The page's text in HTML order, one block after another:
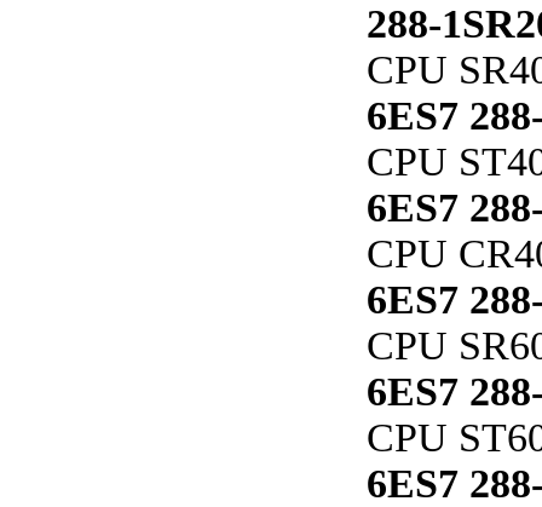
288-
CPU
6ES7
CPU
6ES7
CPU
6ES7
CPU
6ES7
CPU
6ES7